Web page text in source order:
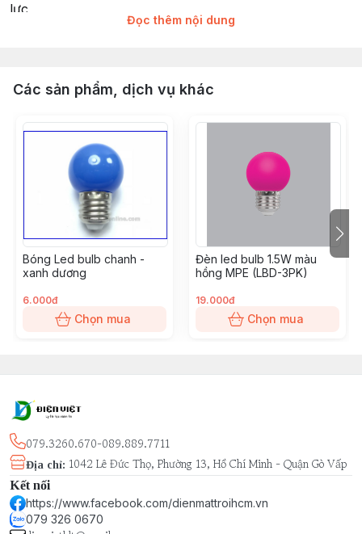
lực
Tiêu chuẩn châu Âu CE - RoHS
Đui đèn: E27
RA >80 Chỉ số hoàn màu cao
Hệ số công suất (PF): >0.5
Instant Light: 0s
Góc chiếu: 230°
MPE Led Bulb size: Ø65mm x 125mm
Quy cách đóng gói: 1 cái/hộp, 40 cái/thùng
Kiểu dáng đẹp, nhiều chủng loại, dễ dàng lắp đặt cho
mọi công trình: nhà phố, căn hộ cao cấp, biệt thự, tòa
nhà, văn phòng.
Đọc thêm nội dung
Các sản phẩm, dịch vụ khác
Bóng Led bulb chanh -
xanh dương
6.000đ
Chọn mua
Đèn led bulb 1.5W màu
hồng MPE (LBD-3PK)
19.000đ
Chọn mua
079.3260.670-089.889.7711
Địa chỉ: 1042 Lê Đức Thọ, Phường 13, Hồ Chí Minh - Quận Gò Vấp
Kết nối
https://www.facebook.com/dienmattroihcm.vn
079 326 0670